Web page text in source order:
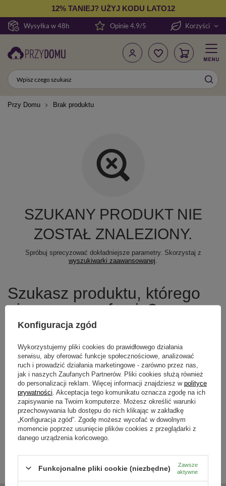
Wysyłka w 48h
12% TANIEJ? UŻYJ KODU LATO12
Opinie 4.9/5 Korzyści
Przy Domu Brak produktu
SZUKANY PRODUKT NIE
ZOSTAŁ ZNALEZIONY.
Spróbuj sprecyzować dokładniejsze parametry. Skorzystaj z
wyszukiwarki zaawansowanej.
Szukasz produktu, którego
nie mamy w ofercie?
Jeśli nie znalazłeś w naszej ofercie produktu, a chciałbyś kupić go w
przesłać nam opis szukanego przedmiotu. Aby móc to zrobić musisz
byćzalogowany.
Newsletter
Zapisz się do newslettera i bądź na
bieżąco z aktualnymi promocjami
Konfiguracja zgód
Wykorzystujemy pliki cookies do prawidłowego działania
serwisu, aby oferować funkcje społecznościowe, analizować
ruch i prowadzić działania marketingowe - zarówno przez nas,
jak i naszych Zaufanych Partnerów. Pliki cookies służą również
do personalizacji reklam. Więcej informacji znajdziesz w polityce
prywatności . Akceptacja tego komunikatu oznacza zgodę na ich
zapisywanie na Twoim komputerze. Możesz określić warunki
przechowywania lub dostępu do nich klikając w zakładkę
„Konfiguracja zgód”. Zgodę możesz wycofać w dowolnym
momencie poprzez usunięcie plików cookies z przeglądarki z
danego urządzenia końcowego.
Funkcjonalne pliki cookie (niezbędne)
Zawsze
aktywne